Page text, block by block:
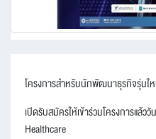
โครงการสำหรับนักพัฒนาธุรกิจรุ่นให
เปิดรับสมัครให้เข้าร่วมโครงกา
Healthcare